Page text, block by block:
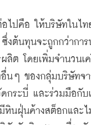
ปคือ ให้บริษัทในไท
ซึ่งต้นทุนจะถูกกว่าการ
ลิต โดยเพิ่มจำนวนเ
อื่นๆ ของกลุ่มบริษัทจ
ดกระบี่ และร่วมมือกับ
หินฝุ่นค้างสต็อกและไ